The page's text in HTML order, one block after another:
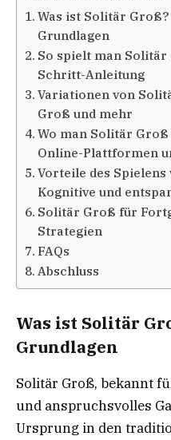
Was ist Solitär
Grundlagen
So spielt man
Schritt-Anleitung
Variationen von
Groß und mehr
Wo man Solitär
Online-Plattformen
Vorteile des
Kognitive und
Solitär Groß für
Strategien
FAQs
Abschluss
Was ist Solitär
Grundlagen
Solitär Groß, bekannt
und anspruchsvolles
Ursprung in den